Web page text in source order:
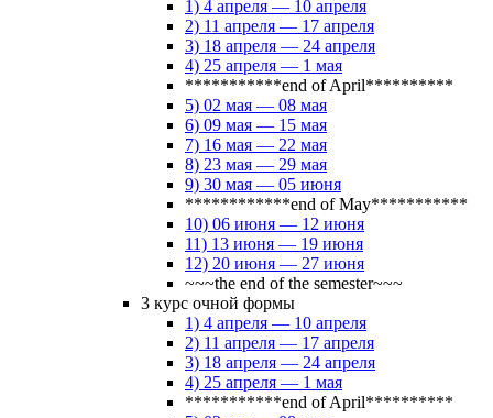
1) 4 апреля — 10 апреля
2) 11 апреля — 17 апреля
3) 18 апреля — 24 апреля
4) 25 апреля — 1 мая
***********end of April**********
5) 02 мая — 08 мая
6) 09 мая — 15 мая
7) 16 мая — 22 мая
8) 23 мая — 29 мая
9) 30 мая — 05 июня
************end of May***********
10) 06 июня — 12 июня
11) 13 июня — 19 июня
12) 20 июня — 27 июня
~~~the end of the semester~~~
3 курс очной формы
1) 4 апреля — 10 апреля
2) 11 апреля — 17 апреля
3) 18 апреля — 24 апреля
4) 25 апреля — 1 мая
***********end of April**********